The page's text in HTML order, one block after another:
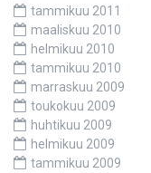
tammikuu 2011
maaliskuu 2010
helmikuu 2010
tammikuu 2010
marraskuu 2009
toukokuu 2009
huhtikuu 2009
helmikuu 2009
tammikuu 2009